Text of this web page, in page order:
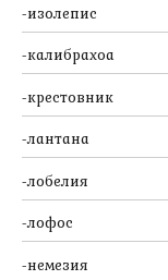
изолепис
калибрахоа
крестовник
лантана
лобелия
лофос
немезия